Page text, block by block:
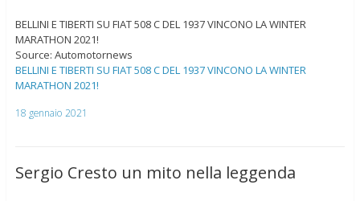
BELLINI E TIBERTI SU FIAT 508 C DEL 1937 VINCONO LA WINTER
MARATHON 2021!
Source: Automotornews
BELLINI E TIBERTI SU FIAT 508 C DEL 1937 VINCONO LA WINTER
MARATHON 2021!
18 gennaio 2021
Sergio Cresto un mito nella leggenda